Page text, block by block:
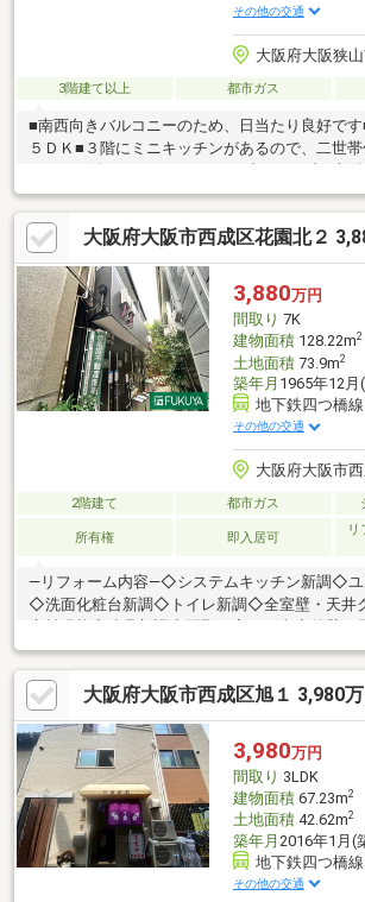
その他の交通
大阪府大阪狭
3階建て以上 都市ガス
■南西向きバルコニーのため、日当たり良好で
５ＤＫ■３階にミニキッチンがあるので、二世
いにもお使いいただけます■セブンイレブン大
１７０ｍ・サンプラザ狭山店まで約２３０ｍと
立地
大阪府大阪市西成区花園北２
3,880万円
間取り 7K
建物面積128.22m2
土地面積73.9m2
築年月 1965年12
地下鉄四つ橋
その他の交通
大阪府大阪市
2階建て 都市ガス
所有権 即入居可
リ
―リフォーム内容―◇システムキッチン新調◇ユ
◇洗面化粧台新調◇トイレ新調◇全室壁・天井
めポイント―◆2K×3戸、1K×1戸の木造2階建て
はIHコンロ付♪◆全居室フローリングで日々のお
♪◆複数沿線利用可能でアクセス良好♪◆収益用
ださい♪―交通―・大阪メトロ四つ橋線「花園町
海高野線「萩ノ茶屋」駅徒歩3分・阪堺電気軌
徒歩6分・大阪メトロ堺筋線/御堂筋線「動物園前
大阪府大阪市西成区旭１ 3,980
3,980万円
間取り 3LDK
建物面積67.23m2
土地面積42.62m2
築年月 2016年1月(
地下鉄四つ橋
その他の交通